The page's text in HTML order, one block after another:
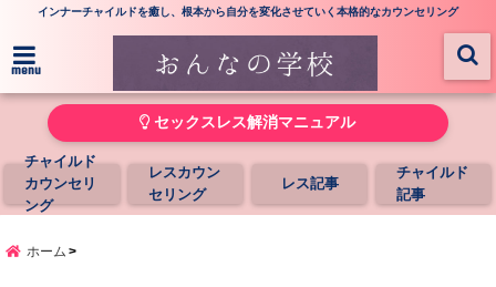
インナーチャイルドを癒し、根本から自分を変化させていく本格的なカウンセリング
menu
セックスレス解消マニュアル
チャイルド
カウンセリ
ング
レスカウン
セリング
レス記事
チャイルド
記事
ホーム